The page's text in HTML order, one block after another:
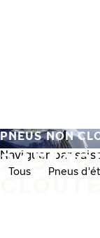
245/
PNEUS NON
Naviguer par
Tous Pneus